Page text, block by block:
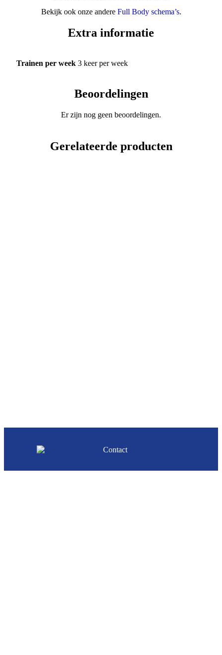
Bekijk ook onze andereFull Body schema’s.
Extra informatie
Trainen per week 3 keer per week
Beoordelingen
Er zijn nog geen beoordelingen.
Gerelateerde producten